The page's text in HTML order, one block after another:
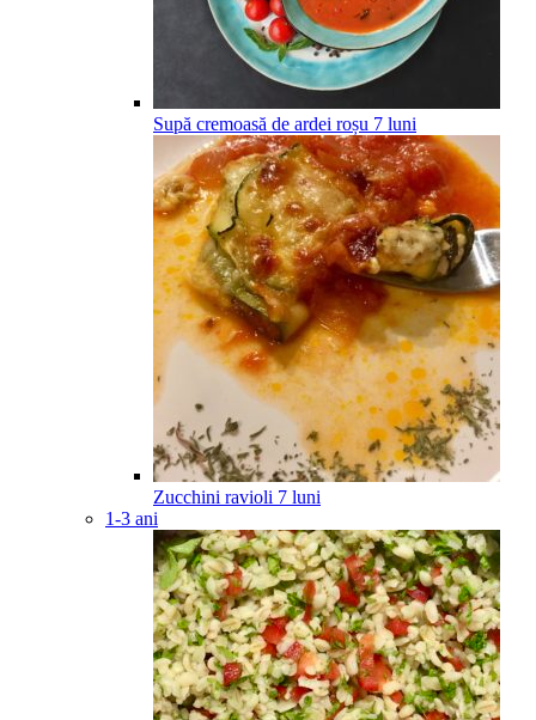
Supă cremoasă de ardei roșu 7 luni
Zucchini ravioli 7 luni
1-3 ani